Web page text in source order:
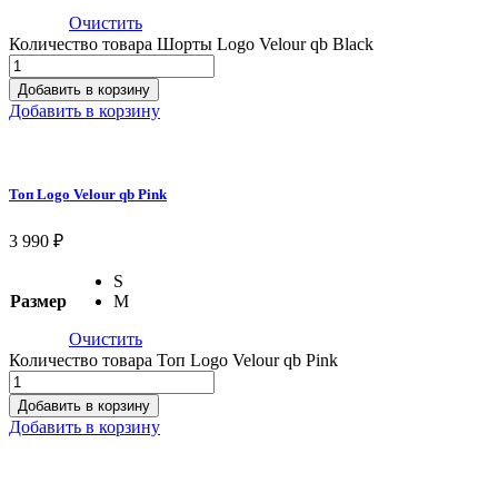
Очистить
Количество товара Шорты Logo Velour qb Black
Добавить в корзину
Добавить в корзину
Топ Logo Velour qb Pink
3 990 ₽
Размер
S
M
Очистить
Количество товара Топ Logo Velour qb Pink
Добавить в корзину
Добавить в корзину